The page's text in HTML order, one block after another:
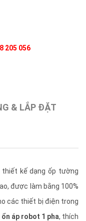
205 056
& LẮP ĐẶT
kế dạng ốp tường
được làm bằng 100%
các thiết bị điện trong
ổn áp robot 1 pha, thích